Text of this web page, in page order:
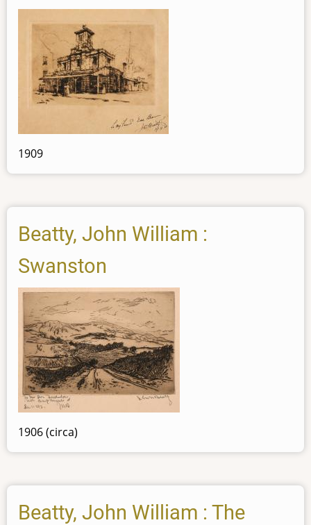
1909
Beatty, John William :
Swanston
1906 (circa)
Beatty, John William : The